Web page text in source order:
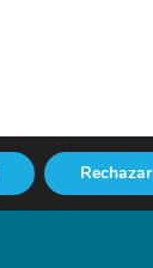
Rechazar